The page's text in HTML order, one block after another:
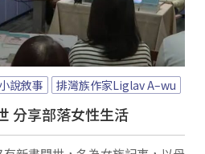
小說敘事 排灣族作家Liglav A–wu
分享部落女性生活